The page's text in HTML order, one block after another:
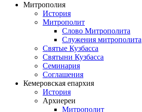
Митрополия
История
Митрополит
Слово Митрополита
Служения митрополита
Святые Кузбасса
Святыни Кузбасса
Семинария
Соглашения
Кемеровская епархия
История
Архиереи
Митрополит